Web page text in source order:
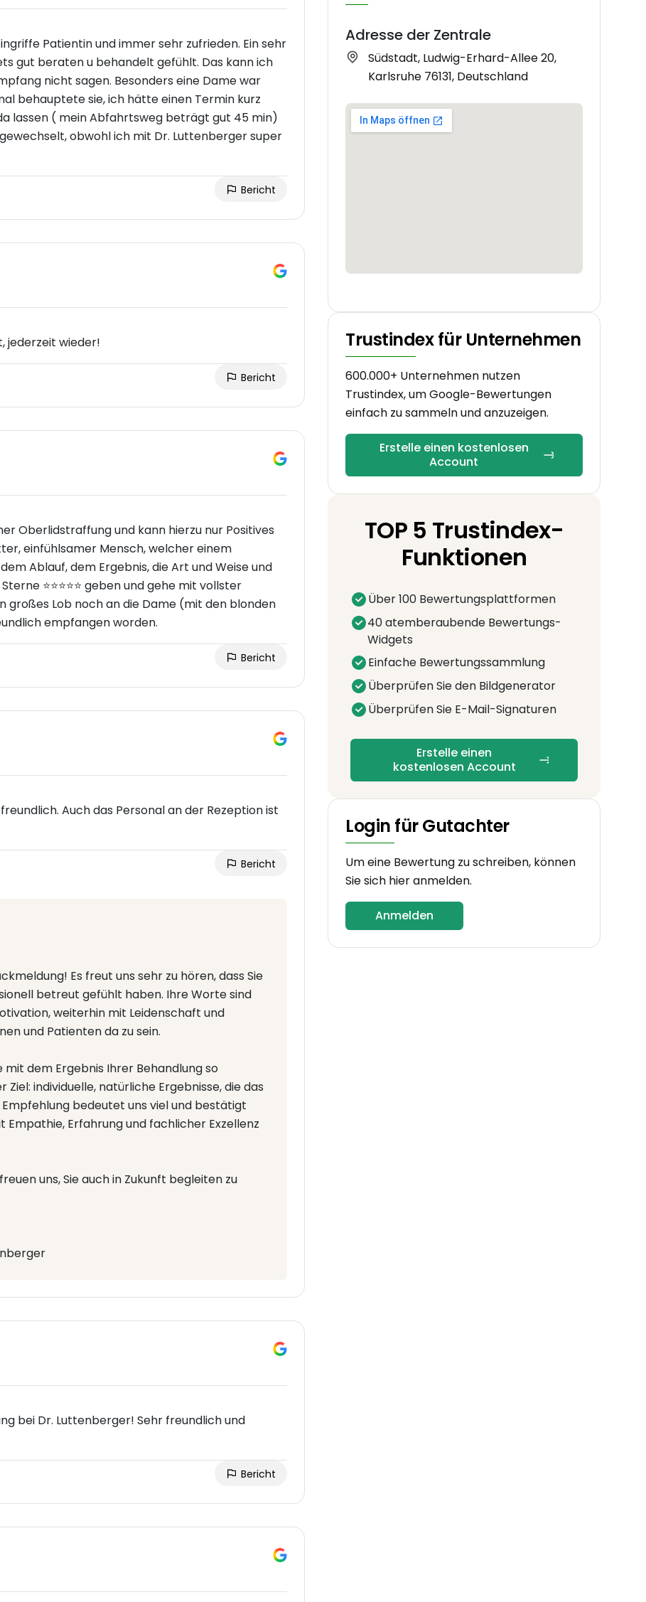
Patientin und immer sehr zufrieden. Ein sehr
gut beraten u behandelt gefühlt. Das kann ich
nicht sagen. Besonders eine Dame war
behauptete sie, ich hätte einen Termin kurz
lassen ( mein Abfahrtsweg beträgt gut 45 min)
obwohl ich mit Dr. Luttenberger super
Bericht
jederzeit wieder!
Bericht
Oberlidstraffung und kann hierzu nur Positives
einfühlsamer Mensch, welcher einem
Ablauf, dem Ergebnis, die Art und Weise und
⭐️⭐️⭐️⭐️⭐️ geben und gehe mit vollster
großes Lob noch an die Dame (mit den blonden
empfangen worden.
Bericht
Auch das Personal an der Rezeption ist
Bericht
Es freut uns sehr zu hören, dass Sie
betreut gefühlt haben. Ihre Worte sind
weiterhin mit Leidenschaft und
und Patienten da zu sein.
mit dem Ergebnis Ihrer Behandlung so
individuelle, natürliche Ergebnisse, die das
bedeutet uns viel und bestätigt
Empathie, Erfahrung und fachlicher Exzellenz
uns, Sie auch in Zukunft begleiten zu
bei Dr. Luttenberger! Sehr freundlich und
Bericht
Adresse der Zentrale
Südstadt, Ludwig-Erhard-Allee 20,
Karlsruhe 76131, Deutschland
Trustindex für Unternehmen
600.000+ Unternehmen nutzen
Trustindex, um Google-Bewertungen
einfach zu sammeln und anzuzeigen.
Erstelle einen kostenlosen
Account
TOP 5 Trustindex-
Funktionen
Über 100 Bewertungsplattformen
40 atemberaubende Bewertungs-
Widgets
Einfache Bewertungssammlung
Überprüfen Sie den Bildgenerator
Überprüfen Sie E-Mail-Signaturen
Erstelle einen
kostenlosen Account
Login für Gutachter
Um eine Bewertung zu schreiben, können
Sie sich hier anmelden.
Anmelden